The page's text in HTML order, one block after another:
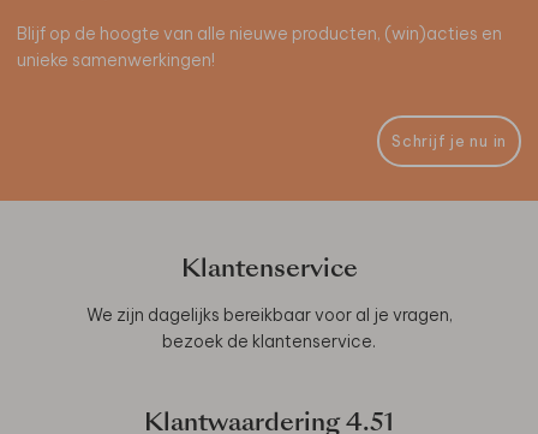
Blijf op de hoogte van alle nieuwe producten, (win)acties en
unieke samenwerkingen!
Schrijf je nu in
Klantenservice
We zijn dagelijks bereikbaar voor al je vragen,
bezoek de klantenservice.
Klantwaardering 4.51